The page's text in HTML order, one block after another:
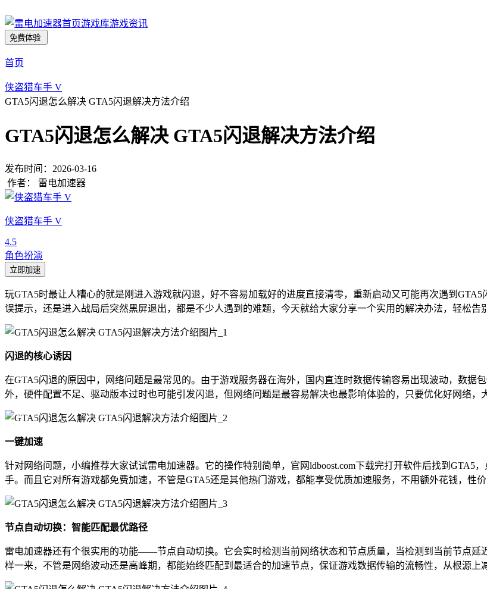
首页游戏库游戏资讯
免费体验
首页
侠盗猎车手 V
GTA5闪退怎么解决 GTA5闪退解决方法介绍
GTA5闪退怎么解决 GTA5闪退解决方法介绍
发布时间： 2026-03-16
作者： 雷电加速器
侠盗猎车手 V
4.5
角色扮演
立即加速
玩GTA5时最让人糟心的就是刚进入游戏就闪退，好不容易加载好的进度直接清零，重新启动又可能再次遇到
误提示，还是进入战局后突然黑屏退出，都是不少人遇到的难题，今天就给大家分享一个实用的解决办法，轻松告
闪退的核心诱因
在GTA5闪退的原因中，网络问题是最常见的。由于游戏服务器在海外，国内直连时数据传输容易出现波动，数据
外，硬件配置不足、驱动版本过时也可能引发闪退，但网络问题是最容易解决也最影响体验的，只要优化好网络，
一键加速
针对网络问题，小编推荐大家试试雷电加速器。它的操作特别简单，官网ldboost.com下载完打开软件后找到GTA5
手。而且它对所有游戏都免费加速，不管是GTA5还是其他热门游戏，都能享受优质加速服务，不用额外花钱，性价
节点自动切换：智能匹配最优路径
雷电加速器还有个很实用的功能——节点自动切换。它会实时检测当前网络状态和节点质量，当检测到当前节点
样一来，不管是网络波动还是高峰期，都能始终匹配到最适合的加速节点，保证游戏数据传输的流畅性，从根源上